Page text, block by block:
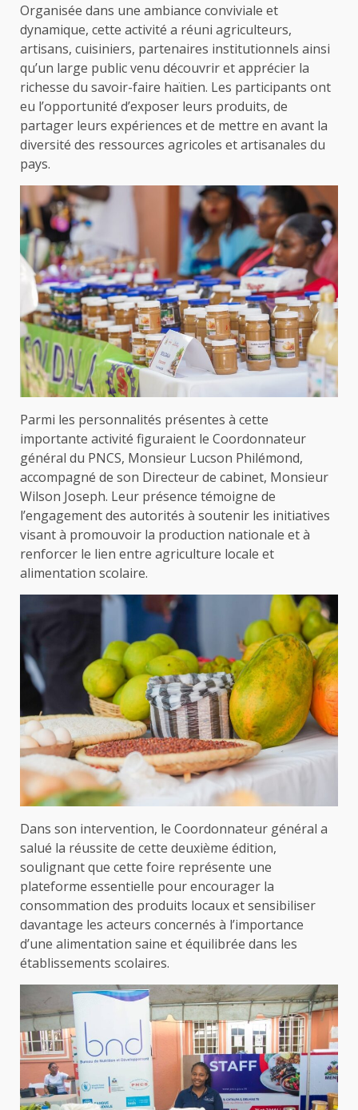
Organisée dans une ambiance conviviale et
dynamique, cette activité a réuni agriculteurs,
artisans, cuisiniers, partenaires institutionnels ainsi
qu’un large public venu découvrir et apprécier la
richesse du savoir-faire haïtien. Les participants ont
eu l’opportunité d’exposer leurs produits, de
partager leurs expériences et de mettre en avant la
diversité des ressources agricoles et artisanales du
pays.
Parmi les personnalités présentes à cette
importante activité figuraient le Coordonnateur
général du PNCS, Monsieur Lucson Philémond,
accompagné de son Directeur de cabinet, Monsieur
Wilson Joseph. Leur présence témoigne de
l’engagement des autorités à soutenir les initiatives
visant à promouvoir la production nationale et à
renforcer le lien entre agriculture locale et
alimentation scolaire.
Dans son intervention, le Coordonnateur général a
salué la réussite de cette deuxième édition,
soulignant que cette foire représente une
plateforme essentielle pour encourager la
consommation des produits locaux et sensibiliser
davantage les acteurs concernés à l’importance
d’une alimentation saine et équilibrée dans les
établissements scolaires.